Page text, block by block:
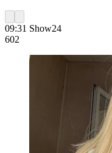
09:31 Show24
602